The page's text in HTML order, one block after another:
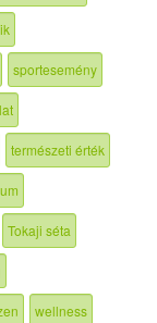
sportesemény
természeti érték
Tokaji séta
wellness